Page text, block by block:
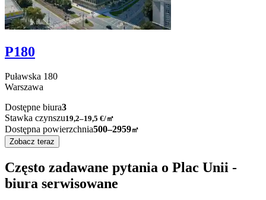
P180
Puławska 180
Warszawa
Dostępne biura3
Stawka czynszu19,2–19,5 €/㎡
Dostępna powierzchnia500–2959㎡
Zobacz teraz
Często zadawane pytania o Plac Unii -
biura serwisowane